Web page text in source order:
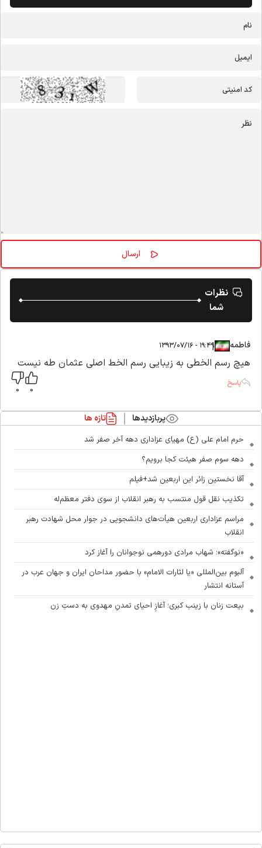
نظرات
شما
فاطمه|
|۱۹:۴۹ - ۱۳۹۳/۰۷/۱۶
هیچ رسم الخطی به زیبایی رسم الخط اصلی عثمان طه نیست
پاسخ
پربازدیدها تازه ها
حرم امام علی (ع) مهیای عزاداری دهه آخر صفر شد
دهه سوم صفر هیئت کجا برویم؟
آقا نخستین زائر این اربعین شد+فیلم
تکذیب نقل قول منتسب به رهبر انقلاب از سوی دفتر معظم‌له
مراسم عزاداری اربعین هیأت‌های دانشجویی در جوار محل شهادت رهبر
انقلاب
«نوگفته»؛ شهاب مرادی دورهمی نوجوانان را آغاز کرد
آلبوم بین‌المللی «یا لثارات الامام» با حضور مداحان ایران و جهان عرب در
آستانه انتشار
بیعت زنان با زینب کبری؛ آغازِ احیای تمدنِ مهدوی به دستِ زن